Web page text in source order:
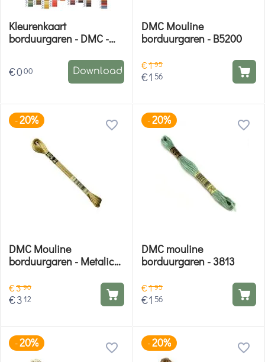
Kleurenkaart
borduurgaren - DMC -
€000 Download
DMC Mouline
borduurgaren - B5200
€195
€1 56
-20%
DMC Mouline
borduurgaren - Metalic
€390
€312
-20%
DMC mouline
borduurgaren - 3813
€195
€1 56
-20% -20%